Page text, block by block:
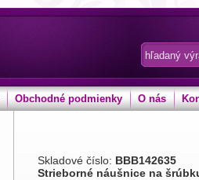
Obchodné podmienky O nás
Skladové číslo: BBB142635
Strieborné náušnice na